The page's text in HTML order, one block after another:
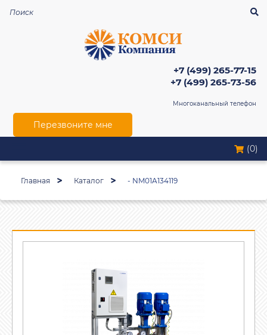
+7 (499) 265-77-15
+7 (499) 265-73-56
Многоканальный телефон
Перезвоните мне
(0)
Главная Каталог - NM01A134119